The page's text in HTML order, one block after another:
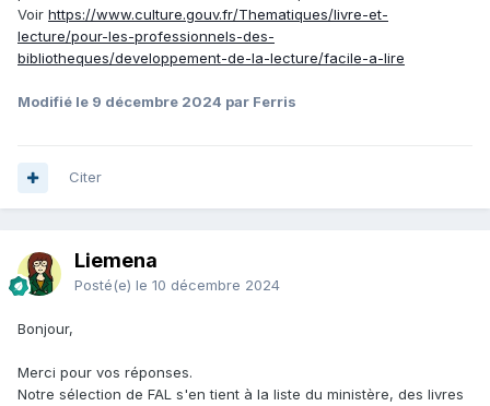
Voir https://www.culture.gouv.fr/Thematiques/livre-et-
lecture/pour-les-professionnels-des-
bibliotheques/developpement-de-la-lecture/facile-a-lire
Modifié le 9 décembre 2024 par Ferris
Citer
Liemena
Posté(e) le 10 décembre 2024
Bonjour,
Merci pour vos réponses.
Notre sélection de FAL s'en tient à la liste du ministère, des livres